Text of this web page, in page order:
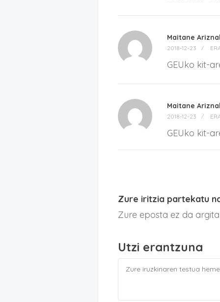
Maitane
2018-12-23
GEUko kit-
Maitane
2018-12-23
GEUko kit-
Zure iritzia partekatu
Zure eposta ez da
Utzi erantzuna